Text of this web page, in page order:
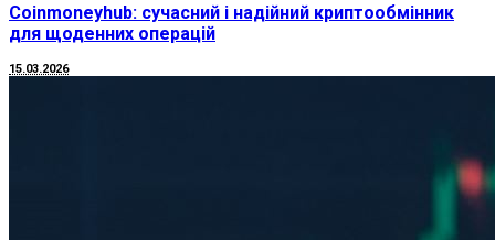
Coinmoneyhub: сучасний і надійний криптообмінник
для щоденних операцій
15.03.2026